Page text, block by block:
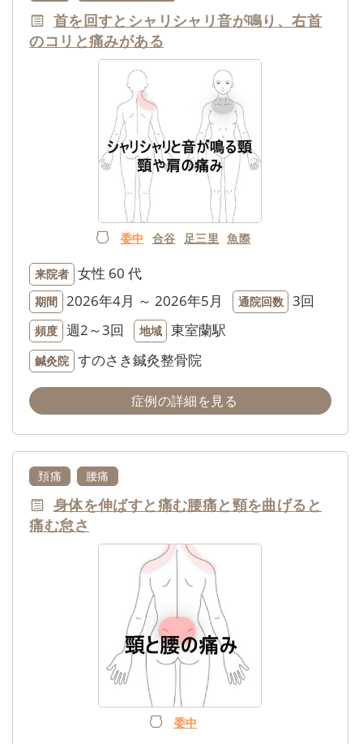
首を回すとシャリシャリ音が鳴り、右首
のコリと痛みがある
委中 合谷 足三里 魚際
来院者 女性 60 代
期間 2026年4月 ～ 2026年5月 通院回数 3回
頻度 週2～3回 地域 東室蘭駅
鍼灸院 すのさき鍼灸整骨院
症例の詳細を見る
頚痛 腰痛
身体を伸ばすと痛む腰痛と頸を曲げると
痛む怠さ
委中